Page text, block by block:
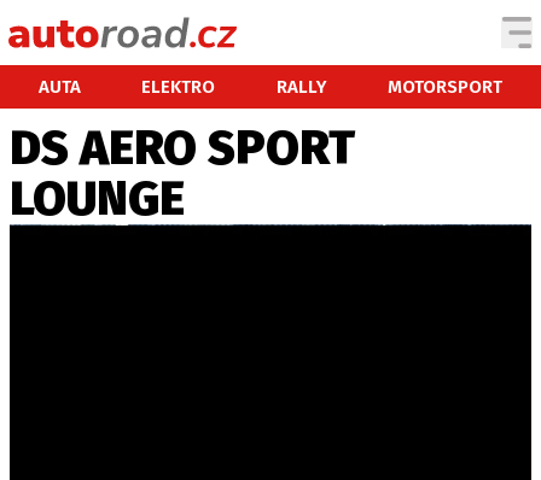
AUTA ELEKTRO RALLY MOTORSPORT
AUTA
TESTY AUT
DS AERO SPORT
LOUNGE